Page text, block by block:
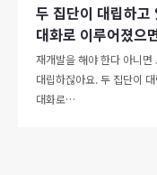
두 집단이 대립하고
대화로 이루어졌으
재개발을 해야 한다 아니
대립하잖아요. 두 집단이
대화로…